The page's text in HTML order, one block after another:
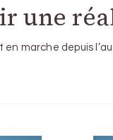
une
en marche depuis